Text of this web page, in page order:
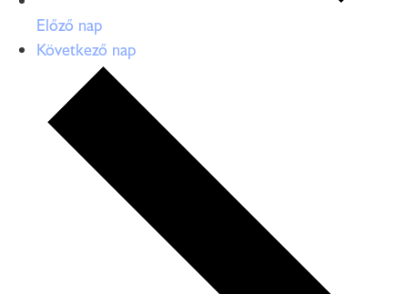
Előző nap
Következő nap